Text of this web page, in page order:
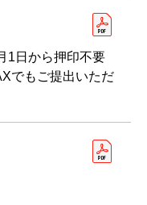
1日から押印不要
でもご提出いただ